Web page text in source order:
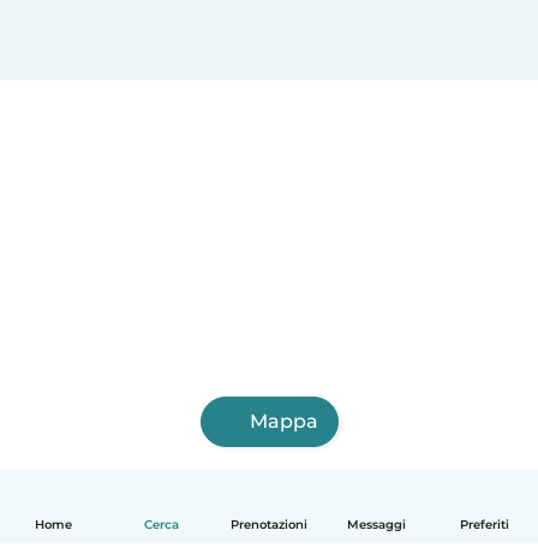
Home Cerca Prenotazioni Messaggi Preferiti
Mappa